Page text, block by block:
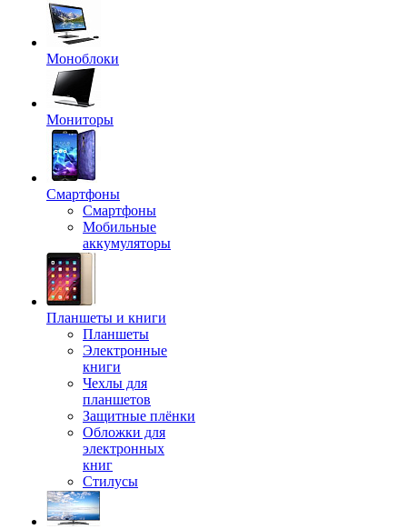
Моноблоки
Мониторы
Смартфоны
Смартфоны
Мобильные
аккумуляторы
Планшеты и книги
Планшеты
Электронные
книги
Чехлы для
планшетов
Защитные плёнки
Обложки для
электронных
книг
Стилусы